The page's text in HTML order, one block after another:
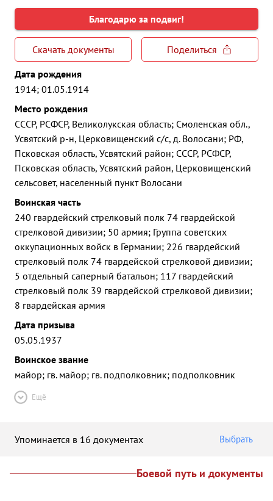
Благодарю за подвиг!
Скачать документы
Поделиться
Дата рождения
1914; 01.05.1914
Место рождения
СССР, РСФСР, Великолукская область; Смоленская обл.,
Усвятский р-н, Церковищенский с/с, д. Волосани; РФ,
Псковская область, Усвятский район; СССР, РСФСР,
Псковская область, Усвятский район, Церковищенский
сельсовет, населенный пункт Волосани
Воинская часть
240 гвардейский стрелковый полк 74 гвардейской
стрелковой дивизии; 50 армия; Группа советских
оккупационных войск в Германии; 226 гвардейский
стрелковый полк 74 гвардейской стрелковой дивизии;
5 отдельный саперный батальон; 117 гвардейский
стрелковый полк 39 гвардейской стрелковой дивизии;
8 гвардейская армия
Дата призыва
05.05.1937
Воинское звание
майор; гв. майор; гв. подполковник; подполковник
Ещё
Упоминается в 16 документах Выбрать
Боевой путь и документы